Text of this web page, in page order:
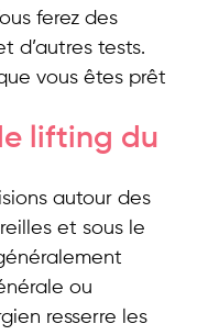
ferez des
d’autres tests.
vous êtes prêt
lifting du
autour des
et sous le
ou
resserre les